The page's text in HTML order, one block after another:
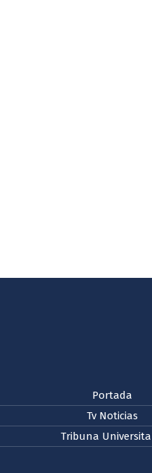
Portada
Tv Noticias
Tribuna